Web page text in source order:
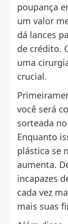
poupança
um valor
dá lances
de crédito.
uma
crucial.
você será
sorteada
Enquanto
plástica se
aumenta.
incapazes
cada vez
mais suas